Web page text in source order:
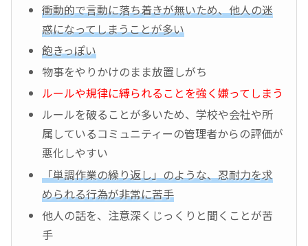
衝動的で言動に落ち着きが無いため、他人の迷
惑になってしまうことが多い
飽きっぽい
物事をやりかけのまま放置しがち
ルールや規律に縛られることを強く嫌ってしまう
ルールを破ることが多いため、学校や会社や所
属しているコミュニティーの管理者からの評価が
悪化しやすい
「単調作業の繰り返し」のような、忍耐力を求
められる行為が非常に苦手
他人の話を、注意深くじっくりと聞くことが苦
手